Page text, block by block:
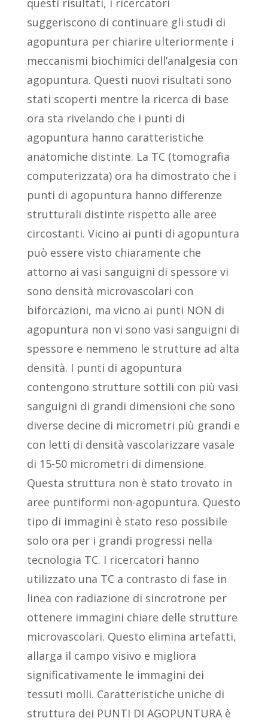
questi risultati, i ricercatori
suggeriscono di continuare gli studi di
agopuntura per chiarire ulteriormente i
meccanismi biochimici dell’analgesia con
agopuntura. Questi nuovi risultati sono
stati scoperti mentre la ricerca di base
ora sta rivelando che i punti di
agopuntura hanno caratteristiche
anatomiche distinte. La TC (tomografia
computerizzata) ora ha dimostrato che i
punti di agopuntura hanno differenze
strutturali distinte rispetto alle aree
circostanti. Vicino ai punti di agopuntura
può essere visto chiaramente che
attorno ai vasi sanguigni di spessore vi
sono densità microvascolari con
biforcazioni, ma vicno ai punti NON di
agopuntura non vi sono vasi sanguigni di
spessore e nemmeno le strutture ad alta
densità. I punti di agopuntura
contengono strutture sottili con più vasi
sanguigni di grandi dimensioni che sono
diverse decine di micrometri più grandi e
con letti di densità vascolarizzare vasale
di 15-50 micrometri di dimensione.
Questa struttura non è stato trovato in
aree puntiformi non-agopuntura. Questo
tipo di immagini è stato reso possibile
solo ora per i grandi progressi nella
tecnologia TC. I ricercatori hanno
utilizzato una TC a contrasto di fase in
linea con radiazione di sincrotrone per
ottenere immagini chiare delle strutture
microvascolari. Questo elimina artefatti,
allarga il campo visivo e migliora
significativamente le immagini dei
tessuti molli. Caratteristiche uniche di
struttura dei PUNTI DI AGOPUNTURA è